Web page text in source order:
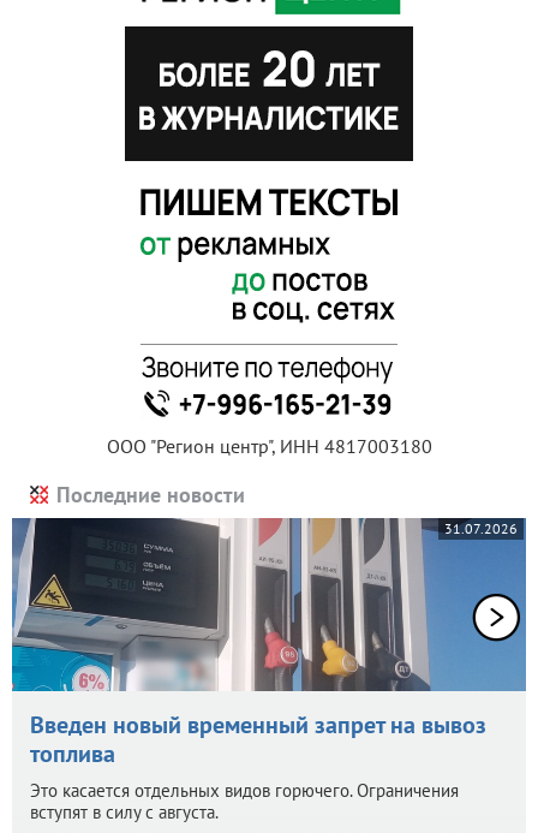
ООО "Регион центр", ИНН 4817003180
Последние новости
31.07.2026
Введен новый временный запрет на вывоз
топлива
Это касается отдельных видов горючего. Ограничения
вступят в силу с августа.